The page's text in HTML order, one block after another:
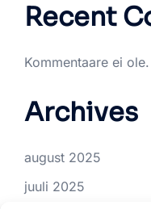
Recent
Kommentaare ei ole.
Archives
august 2025
juuli 2025